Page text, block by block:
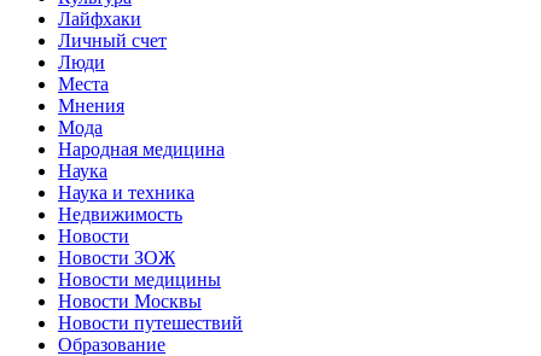
Лайфхаки
Личный счет
Люди
Места
Мнения
Мода
Народная медицина
Наука
Наука и техника
Недвижимость
Новости
Новости ЗОЖ
Новости медицины
Новости Москвы
Новости путешествий
Образование